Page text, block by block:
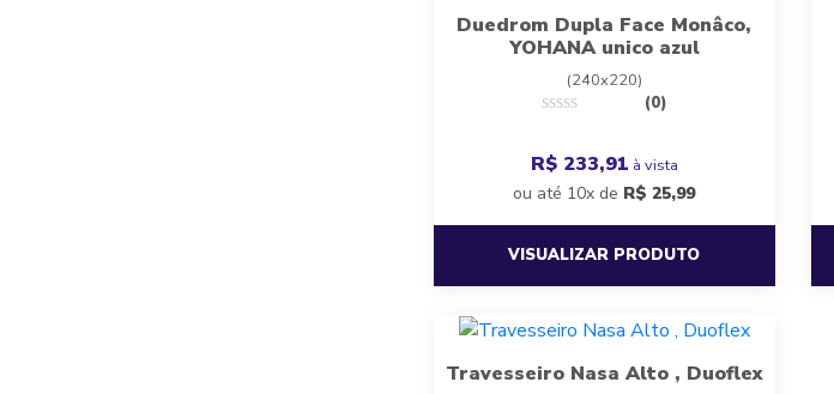
Duedrom Dupla Face Monâco,
YOHANA unico azul
(240x220)
(0)
R$ 233,91 à vista
ou até 10x de R$25,99
VISUALIZAR PRODUTO
Travesseiro Nasa Alto , Duoflex